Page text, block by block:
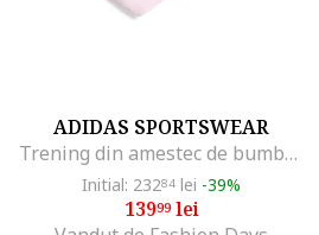
ADIDAS SPORTSWEAR
Trening din amestec de bumbac cu imprimeu, Alb/Turcoaz/Roz
Initial: 23284 lei -39%
13999lei